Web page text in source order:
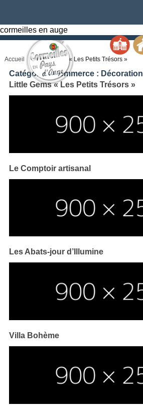
cormeilles en auge
Accueil Little Gems « Les Petits Trésors »
Catégories Commerce : Décoration
Little Gems « Les Petits Trésors »
Le Comptoir artisanal
Les Abats-jour d’Illumine
Villa Bohème